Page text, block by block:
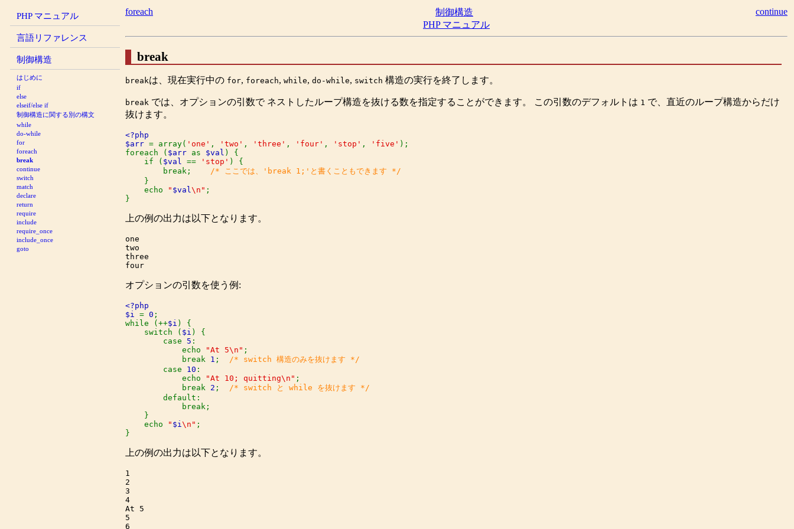
PHP マニュアル
言語リファレンス
制御構造
はじめに
if
else
elseif/else if
制御構造に関する別の構文
while
do-while
for
foreach
break
continue
switch
match
declare
return
require
include
require_once
include_once
goto
foreach continue
制御構造
PHP マニュアル
break
breakは、現在実行中の for, foreach, while, do-while, switch 構造の実行を終了します。
break では、オプションの引数で ネストしたループ構造を抜ける数を指定することができます。 この引数のデフォルトは 1 で、直近のループ構造からだけ
抜けます。
<?php
$arr = array( 'one' , 'two' , 'three' , 'four' , 'stop' , 'five' );
foreach ( $arr as $val ) {
    if (
$val == 'stop' ) {
        break;
/* ここでは、'break 1;'と書くこともできます */
}
    echo
" $val \n" ;
}
上の例の出力は以下となります。
one
two
three
オプションの引数を使う例:
<?php
$i = 0 ;
while (++$i ) {
    switch (
$i ) {
        case
5 :
            echo
"At 5\n" ;
            break
1 ;
/* switch 構造のみを抜けます */
case 10 :
            echo
"At 10; quitting\n" ;
            break
2 ;
/* switch と while を抜けます */
default:
            break;
    }
    echo
" $i \n" ;
}
上の例の出力は以下となります。
1
2
3
4
At 5
5
6